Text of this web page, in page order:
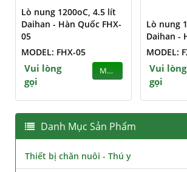
Lò nung 1200oC, 4.5 lít
Daihan - Hàn Quốc FHX-
05
MODEL: FHX-05
Vui lòng
gọi
MUA
Lò nung
Daihan -
MODEL:
Vui lòng
gọi
Danh Mục Sản Phẩm
Thiết bị chăn nuôi - Thú y